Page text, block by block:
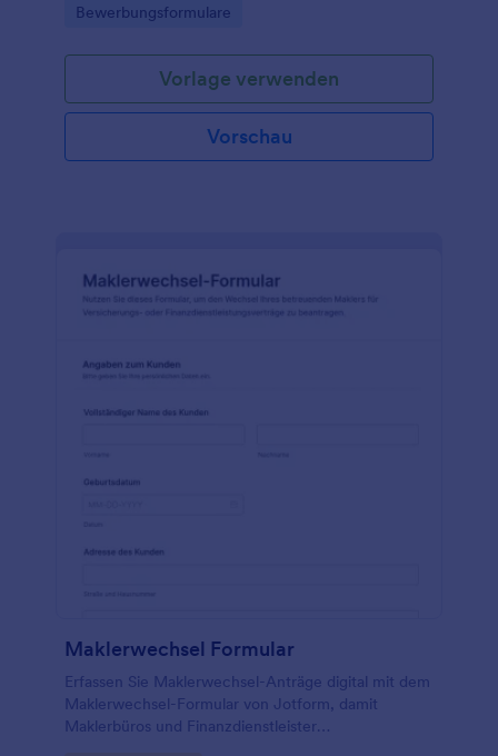
Bearbeitung.
Go to Category:
Bewerbungsformulare
Vorlage verwenden
Vorschau
Maklerwechsel Formular
Erfassen Sie Maklerwechsel-Anträge digital mit dem
Maklerwechsel-Formular von Jotform, damit
Maklerbüros und Finanzdienstleister